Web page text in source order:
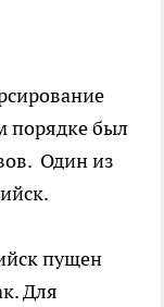
порядке был
Один из
пущен
Для